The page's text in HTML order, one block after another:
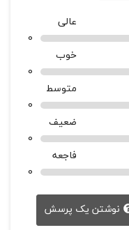
عالی
0
خوب
0
متوسط
0
ضعیف
0
فاجعه
0
نوشتن یک پرسش